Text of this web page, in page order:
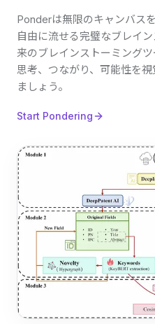
Ponderは無限のキャンバス
自由に流せる完璧なブレイ
来のブレインストーミング
思考、つながり、可能性を
ましょう。
Start Pondering